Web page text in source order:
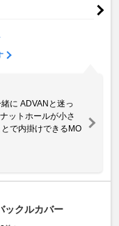
に ADVANと迷っ
ットホールが小さ
で内掛けできるMO
ックルカバー